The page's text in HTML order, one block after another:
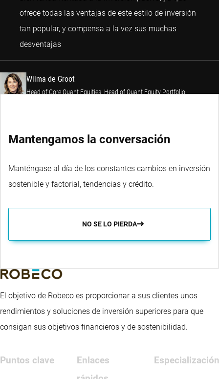
ofrece todas las ventajas de este estilo de inversión
tan popular, y compensa a la vez sus muchas
desventajasWilma de Groot
Wilma de Groot
Head of Core Quant Equities, Head of Quant Equity Portfolio
Mantengamos la conversación
Manténgase al día de los constantes cambios en inversión
sostenible y factorial, tendencias y crédito.
NO SE LO PIERDA
El objetivo de Robeco es proporcionar a sus clientes unos
rendimientos y soluciones de inversión superiores para que
consigan sus objetivos financieros y de sostenibilidad.
Puntos clave
Enlaces
Especialización